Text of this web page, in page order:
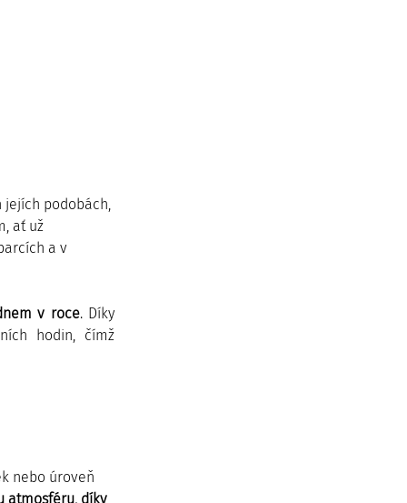
jejích podobách,
ať už
a v
v roce. Díky
hodin, čímž
nebo úroveň
atmosféru, díky